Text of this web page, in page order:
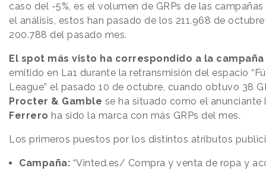
caso del -5%, es el volumen de GRPs de las
el análisis, estos han pasado de los 211.968 de
200.788 del pasado mes.
El spot más visto ha correspondido a la campaña
emitido en La1 durante la retransmisión del espacio
League” el pasado 10 de octubre, cuando obtuvo 38
Procter & Gamble se ha situado como el anunciante
Ferrero ha sido la marca con más GRPs del mes.
Los primeros puestos por los distintos atributos
Campaña: “Vinted.es/ Compra y venta de ropa y